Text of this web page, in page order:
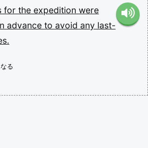
for the expedition were
advance to avoid any last-
る